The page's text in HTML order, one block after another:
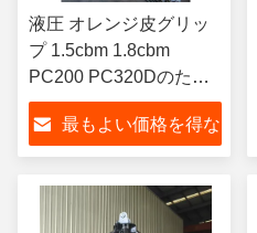
液圧 オレンジ皮グリッ
プ 1.5cbm 1.8cbm
PC200 PC320Dのため
に
最もよい価格を得な